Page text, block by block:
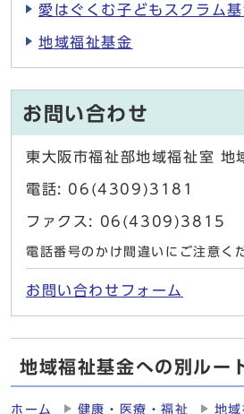
愛はぐくむ子どもスクラム
地域福祉基金
お問い合わせ
東大阪市福祉部地域福祉室 地
電話: 06(4309)3181
ファクス: 06(4309)3815
電話番号のかけ間違いにご注意く
お問い合わせフォーム
地域福祉基金への別ルー
ホーム 健康・医療・福祉
地域